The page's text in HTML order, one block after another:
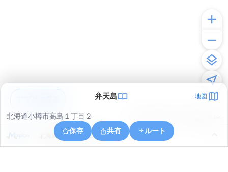
弁天島 地図
北海道小樽市高島１丁目２
保存
共有 ルート
北海道小樽市祝津２丁目